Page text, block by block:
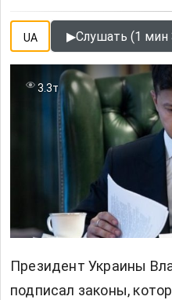
UA ▶Слушать (1 мин
3.3т
Президент Украины
подписал законы,